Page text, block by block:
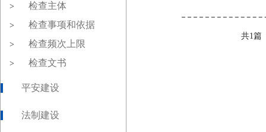
> 检查主体
> 检查事项和依据
> 检查频次上限
> 检查文书
平安建设
法制建设
共1篇